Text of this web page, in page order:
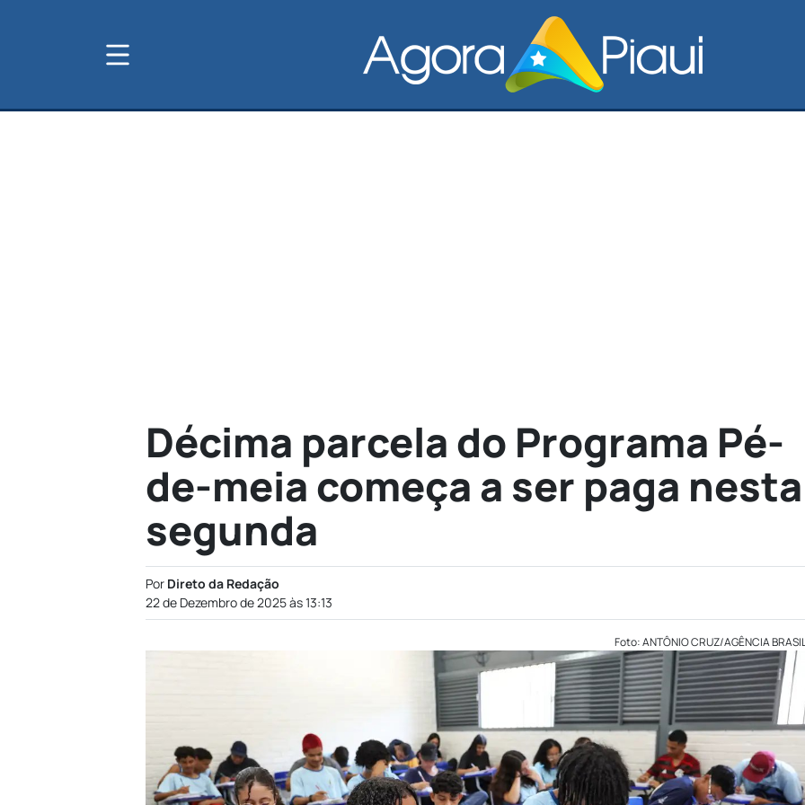
Décima parcela do Programa Pé-
de-meia começa a ser paga nesta
segunda
Por Direto da Redação
22 de Dezembro de 2025 às 13:13
Foto: ANTÔNIO CRUZ/AGÊNCIA